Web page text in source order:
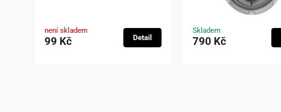
není skladem
99 Kč Detail
Skladem
790 Kč